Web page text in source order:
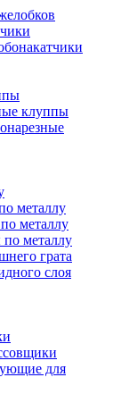
клуппы
металлу
металлу
металлу
грата
слоя
для